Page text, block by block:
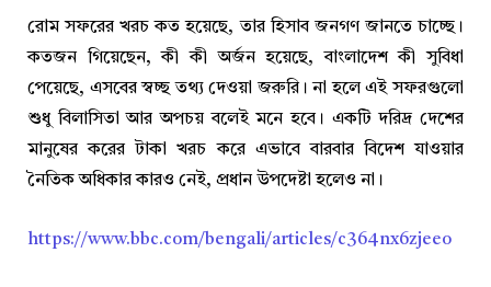
রোম সফরের খরচ কত হয়েছে, তার হিসাব জনগণ জানতে চাচ্ছে।
কতজন গিয়েছেন, কী কী অর্জন হয়েছে, বাংলাদেশ কী সুবিধা
পেয়েছে, এসবের স্বচ্ছ তথ্য দেওয়া জরুরি। না হলে এই সফরগুলো
শুধু বিলাসিতা আর অপচয় বলেই মনে হবে। একটি দরিদ্র দেশের
মানুষের করের টাকা খরচ করে এভাবে বারবার বিদেশ যাওয়ার
নৈতিক অধিকার কারও নেই, প্রধান উপদেষ্টা হলেও না।
https://www.bbc.com/bengali/articles/c364nx6zjeeo